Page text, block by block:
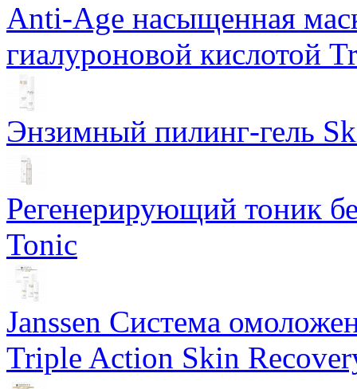
Anti-Age насыщенная
гиалуроновой кислотой
Энзимный пилинг-гель
Регенерирующий тоник
Tonic
Janssen Система
Triple Action Skin